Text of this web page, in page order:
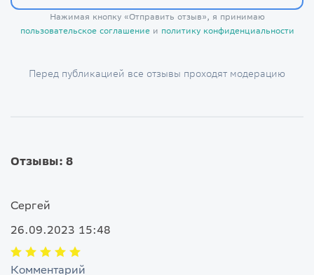
Нажимая кнопку «Отправить отзыв», я принимаю
пользовательское соглашениеи политику конфиденциальности
Перед публикацией все отзывы проходят модерацию
Отзывы: 8
Сергей
26.09.2023 15:48
Комментарий